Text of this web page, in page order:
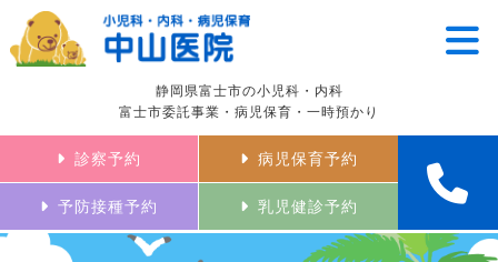
静岡県富士市の小児科・内科
富士市委託事業・病児保育・一時預かり
診察予約 病児保育予約
予防接種予約 乳児健診予約